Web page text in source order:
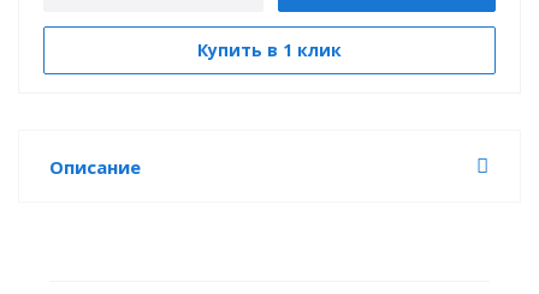
Купить в 1 клик
Описание